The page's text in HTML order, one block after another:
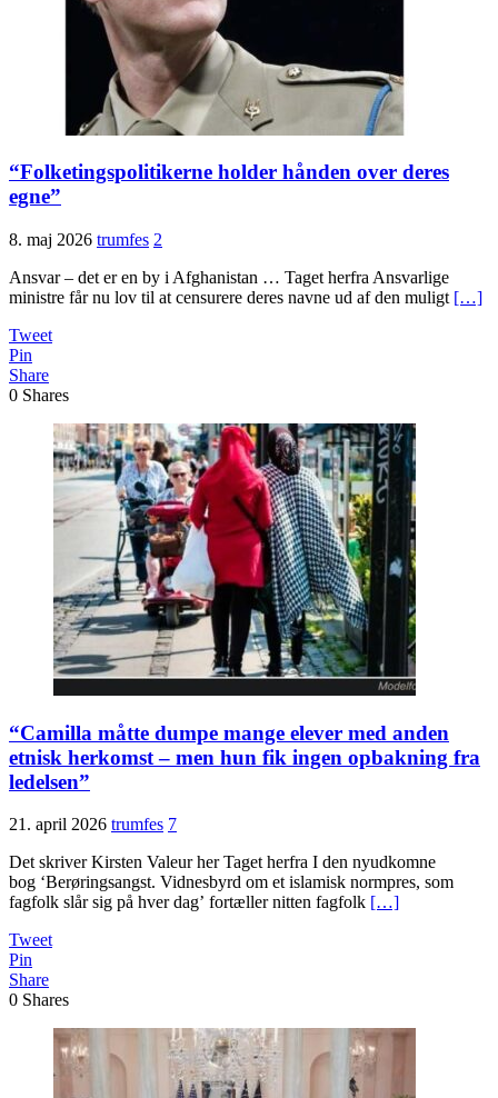
“Folketingspolitikerne holder hånden over deres
egne”
8. maj 2026 trumfes 2
Ansvar – det er en by i Afghanistan … Taget herfra Ansvarlige
ministre får nu lov til at censurere deres navne ud af den muligt […]
Tweet
Pin
Share
0 Shares
“Camilla måtte dumpe mange elever med anden
etnisk herkomst – men hun fik ingen opbakning fra
ledelsen”
21. april 2026 trumfes 7
Det skriver Kirsten Valeur her Taget herfra I den nyudkomne
bog ‘Berøringsangst. Vidnesbyrd om et islamisk normpres, som
fagfolk slår sig på hver dag’ fortæller nitten fagfolk […]
Tweet
Pin
Share
0 Shares